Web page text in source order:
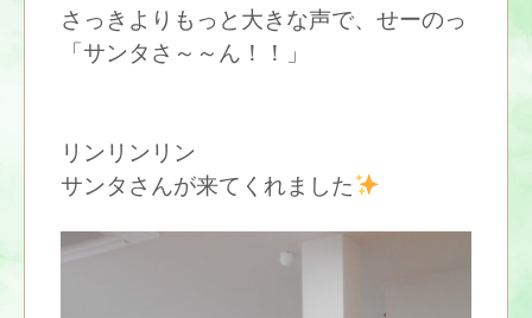
さっきよりもっと大きな声で、せーのっ
「サンタさ～～ん！！」
リンリンリン
サンタさんが来てくれました